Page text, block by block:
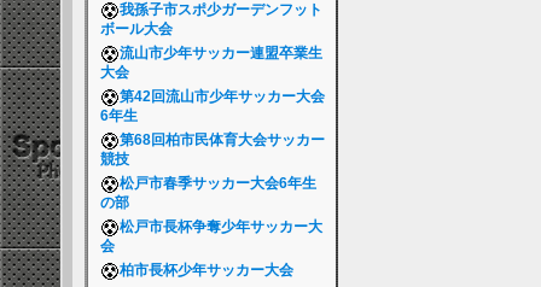
我孫子市スポ少ガーデンフット
ボール大会
流山市少年サッカー連盟卒業生
大会
第42回流山市少年サッカー大会
6年生
第68回柏市民体育大会サッカー
競技
松戸市春季サッカー大会6年生
の部
松戸市長杯争奪少年サッカー大
会
柏市長杯少年サッカー大会